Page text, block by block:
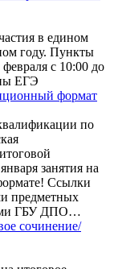
в едином
году. Пункты
с 10:00 до
ЕГЭ
формат
по
занятия на
Ссылки
предметных
ГБУ ДПО…
сочинение/